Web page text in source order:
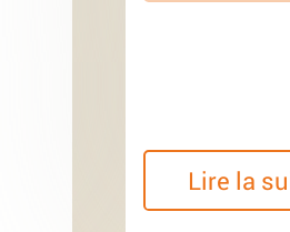
Lire la